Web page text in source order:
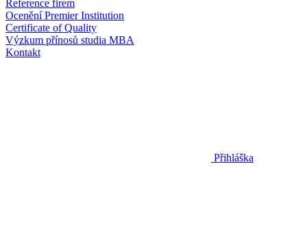
Reference firem
Ocenění Premier Institution
Certificate of Quality
Výzkum přínosů studia MBA
Kontakt
Přihláška